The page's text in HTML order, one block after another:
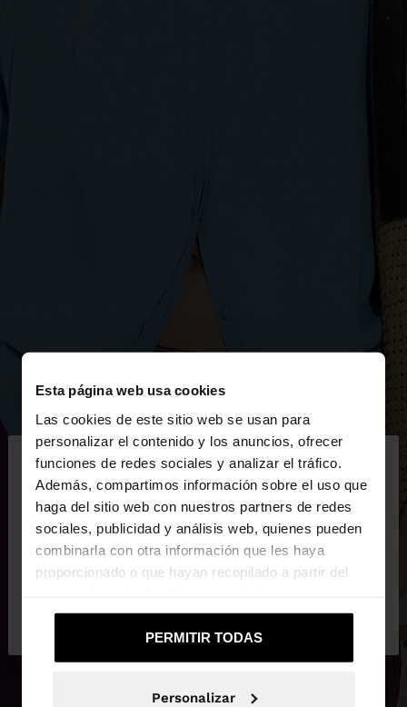
Esta página web usa cookies
Las cookies de este sitio web se usan para
personalizar el contenido y los anuncios, ofrecer
funciones de redes sociales y analizar el tráfico.
Además, compartimos información sobre el uso que
haga del sitio web con nuestros partners de redes
sociales, publicidad y análisis web, quienes pueden
combinarla con otra información que les haya
proporcionado o que hayan recopilado a partir del
PERMITIR TODAS
Personalizar
hola
Estás accediendo a la web de Guatemala. ¿Quieres
ir a la web de United States?